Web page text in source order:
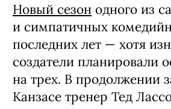
Новый сезон одного из
и симпатичных
последних лет — хотя
создатели планировали
на трех. В продолжении
Канзасе тренер Тед